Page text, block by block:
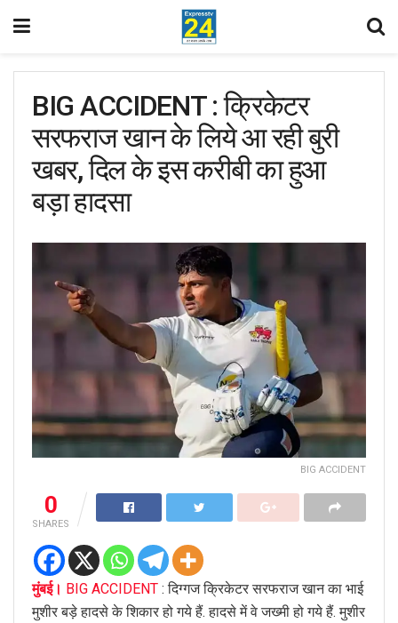
BIG ACCIDENT : क्रिकेटर
सरफराज खान के लिये आ रही बुरी
खबर, दिल के इस करीबी का हुआ
बड़ा हादसा
BIG ACCIDENT
0
SHARES
मुंबई। BIG ACCIDENT : दिग्गज क्रिकेटर सरफराज खान का भाई
मुशीर बड़े हादसे के शिकार हो गये हैं. हादसे में वे जख्मी हो गये हैं. मुशीर